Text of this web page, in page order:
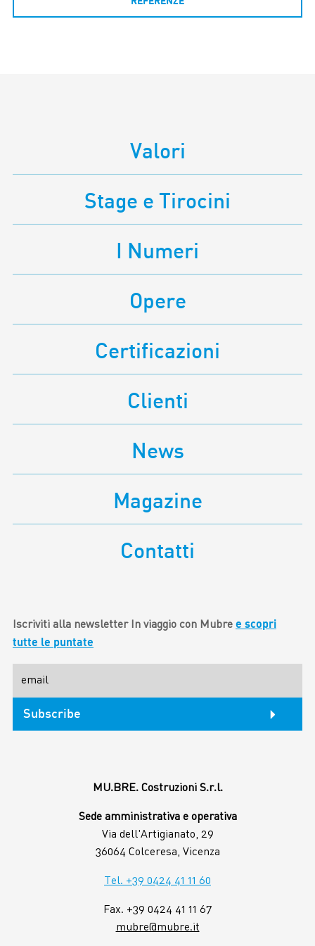
Utilizziamo i cookie per personalizzare contenuti ed
Valori
Stage e Tirocini
I Numeri
Opere
Certificazioni
Clienti
News
Magazine
Contatti
Iscriviti alla newsletter In viaggio con Mubre e scopri
tutte le puntate
MU.BRE. Costruzioni S.r.l.
Sede amministrativa e operativa
Via dell'Artigianato, 29
36064 Colceresa, Vicenza
Tel. +39 0424 41 11 60
Fax. +39 0424 41 11 67
mubre@mubre.it